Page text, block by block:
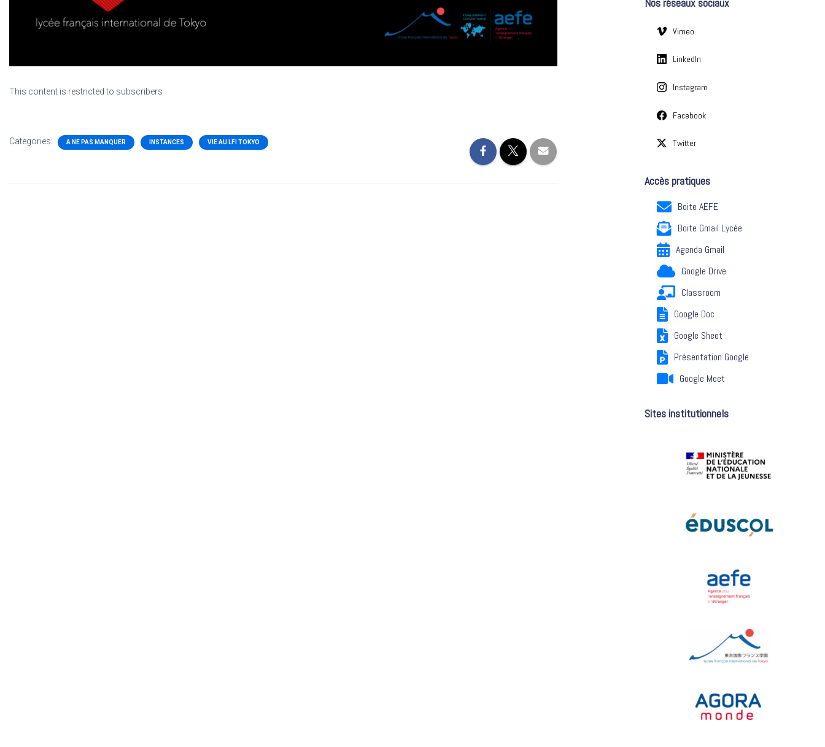
This content is restricted to subscribers
Categories: A NE PAS MANQUER INSTANCES VIE AU LFI TOKYO
e
Vimeo
LinkedIn
Instagram
Facebook
Twitter
Accès pratiques
Boite AEFE
Boite Gmail Lycée
Agenda Gmail
Google Drive
Classroom
Google Doc
Google Sheet
Présentation Google
Google Meet
Sites institutionnels